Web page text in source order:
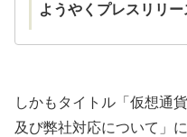
ようやくプレスリリー
しかもタイトル「仮想通
及び弊社対応について」